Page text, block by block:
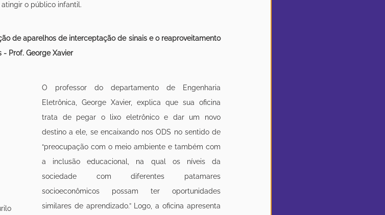
o público infantil.
de aparelhos de interceptação de sinais e o reaproveitamento
Prof. George Xavier
O professor do departamento de Engenharia
Eletrônica, George Xavier, explica que sua oficina
trata de pegar o lixo eletrônico e dar um novo
destino a ele, se encaixando nos ODS no sentido de
“preocupação com o meio ambiente e também com
a inclusão educacional, na qual os níveis da
sociedade com diferentes patamares
socioeconômicos possam ter oportunidades
similares de aprendizado.” Logo, a oficina apresenta